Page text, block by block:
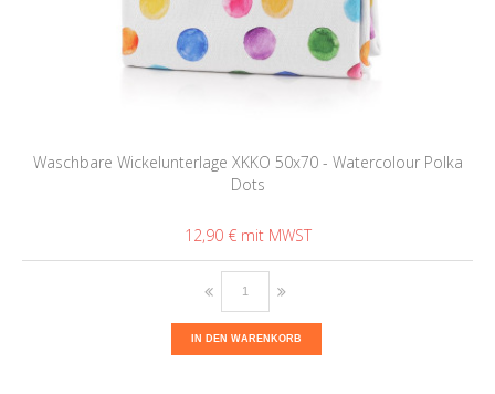
Waschbare Wickelunterlage XKKO 50x70 - Watercolour Polka
Dots
12,90 €
IN DEN WARENKORB